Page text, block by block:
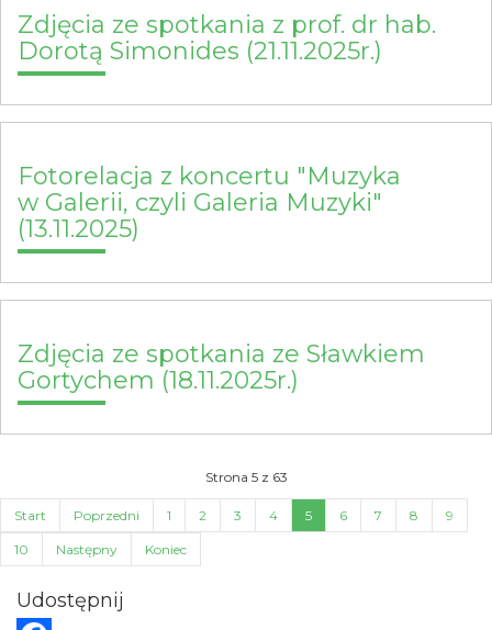
Zdjęcia ze spotkania z prof. dr hab.
Dorotą Simonides (21.11.2025r.)
Fotorelacja z koncertu "Muzyka
w Galerii, czyli Galeria Muzyki"
(13.11.2025)
Zdjęcia ze spotkania ze Sławkiem
Gortychem (18.11.2025r.)
Strona 5 z 63
Start Poprzedni 1 2 3 4 5 6 7 8 9
10 Następny Koniec
Udostępnij